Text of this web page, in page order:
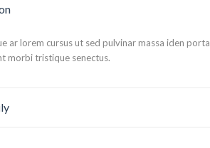
ar lorem cursus ut sed pulvinar massa iden porta
morbi tristique senectus.